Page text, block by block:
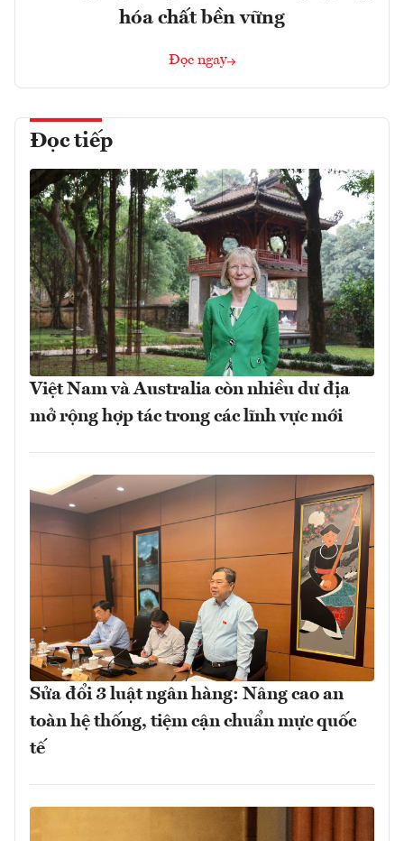
hóa chất bền vững
Đọc ngay
Đọc tiếp
Việt Nam và Australia còn nhiều dư địa
mở rộng hợp tác trong các lĩnh vực mới
Sửa đổi 3 luật ngân hàng: Nâng cao an
toàn hệ thống, tiệm cận chuẩn mực quốc
tế